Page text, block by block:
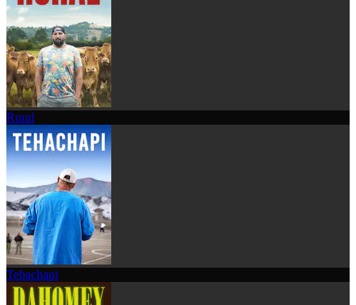
Rural
Tehachapi